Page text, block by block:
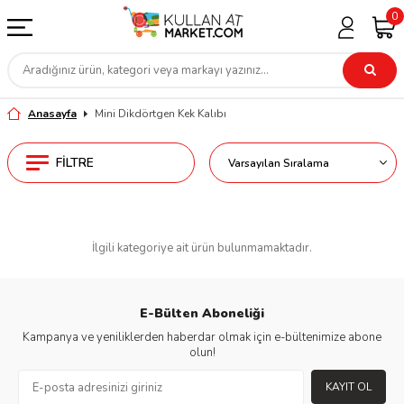
0
Anasayfa Mini Dikdörtgen Kek Kalıbı
FILTRE
İlgili kategoriye ait ürün bulunmamaktadır.
E-Bülten Aboneliği
Kampanya ve yeniliklerden haberdar olmak için e-bültenimize abone
olun!
KAYIT OL